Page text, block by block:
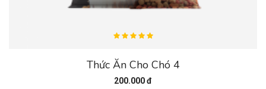
Thức Ăn Cho Chó 4
200.000 đ